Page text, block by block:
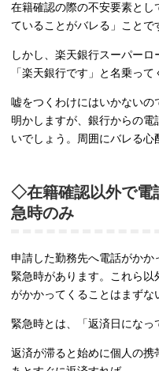
在籍確認の際の不安要素とし
ていることがバレる」ことで
しかし、楽天銀行スーパー
「楽天銀行です」と名乗って
嘘をつくわけにはいかない
明かしますが、銀行からの
いでしょう。周囲にバレる心
◇在籍確認以外で電
急時のみ
申請した勤務先へ電話がかか
緊急時があります。これら
がかかってくることはまずな
緊急時とは、「返済日になっ
返済が滞ると始めに個人の